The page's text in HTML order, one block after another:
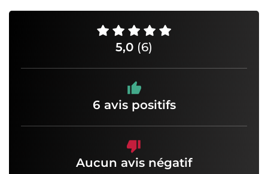
5,0 (6)
6 avis positifs
Aucun avis négatif